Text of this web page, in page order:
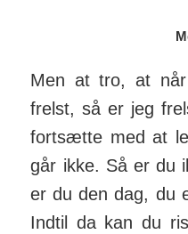
Men at tro, at
frelst, så er jeg
fort­sætte med at
går ikke. Så er du
er du den dag, du
Indtil da kan du